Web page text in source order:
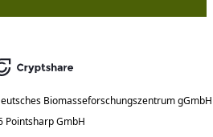
Biomasseforschungszentrum gGmbH
Pointsharp GmbH